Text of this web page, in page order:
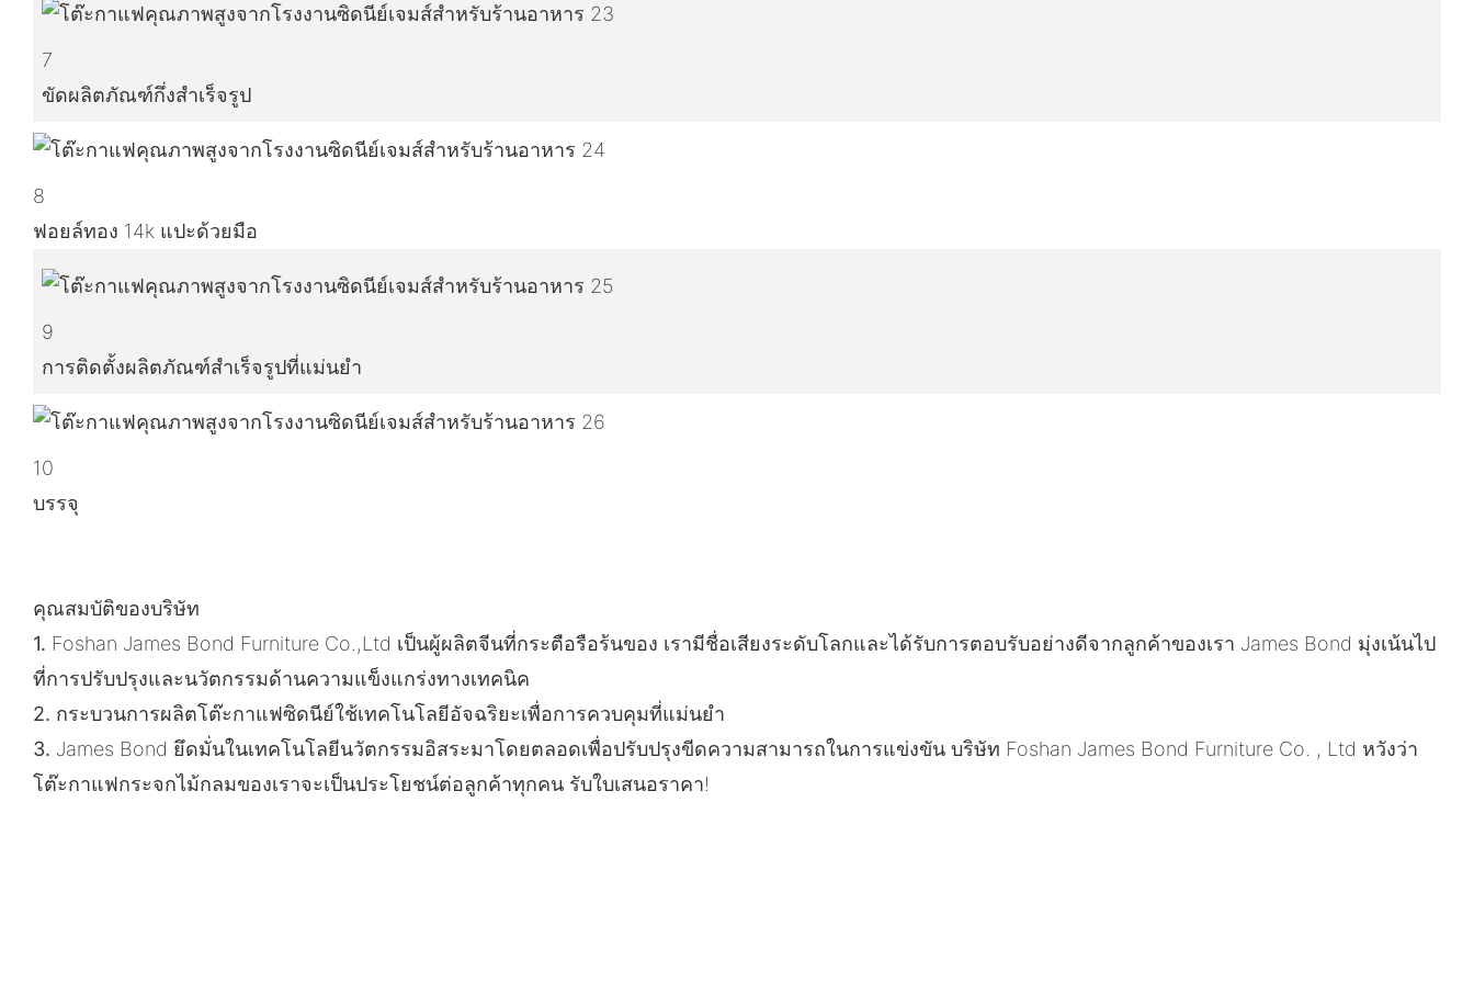
7
ขัดผลิตภัณฑ์กึ่งสำเร็จรูป
8
ฟอยล์ทอง 14k แปะด้วยมือ
9
การติดตั้งผลิตภัณฑ์สำเร็จรูปที่แม่นยำ
10
บรรจุ
คุณสมบัติของบริษัท
1. Foshan James Bond Furniture Co.,Ltd เป็นผู้ผลิตจีนที่กระตือรือร้นของ เรามีชื่อเสียงระดับโลกและได้รับการตอบรับอย่างดีจากลูกค้าของเรา James Bond มุ่งเน้นไป
ที่การปรับปรุงและนวัตกรรมด้านความแข็งแกร่งทางเทคนิค
2. กระบวนการผลิตโต๊ะกาแฟซิดนีย์ใช้เทคโนโลยีอัจฉริยะเพื่อการควบคุมที่แม่นยำ
3. James Bond ยึดมั่นในเทคโนโลยีนวัตกรรมอิสระมาโดยตลอดเพื่อปรับปรุงขีดความสามารถในการแข่งขัน บริษัท Foshan James Bond Furniture Co. , Ltd หวังว่า
โต๊ะกาแฟกระจกไม้กลมของเราจะเป็นประโยชน์ต่อลูกค้าทุกคน รับใบเสนอราคา!